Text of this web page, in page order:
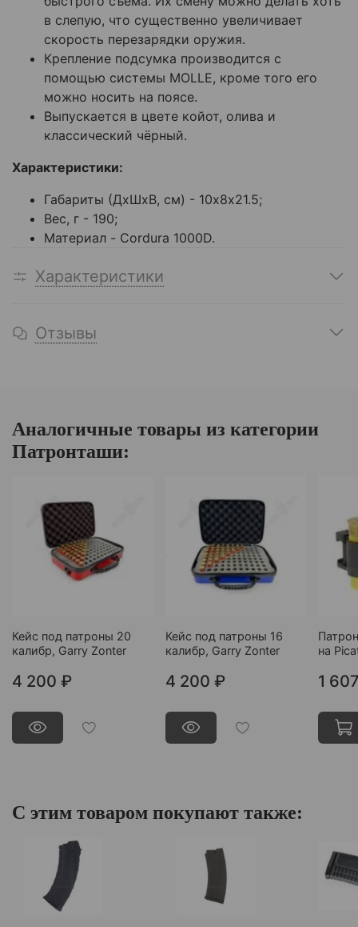
в слепую, что существенно увеличивает
скорость перезарядки оружия.
Крепление подсумка производится с
помощью системы MOLLE, кроме того его
можно носить на поясе.
Выпускается в цвете койот, олива и
классический чёрный.
Характеристики:
Габариты (ДхШхВ, см) - 10х8х21.5;
Вес, г - 190;
Материал - Cordura 1000D.
Характеристики
Отзывы
Аналогичные товары из категории
Патронташи:
Кейс под патроны 20
калибр, Garry Zonter
4 200 ₽
Кейс под патроны 16
калибр, Garry Zonter
4 200 ₽
на
1
С этим товаром покупают также: